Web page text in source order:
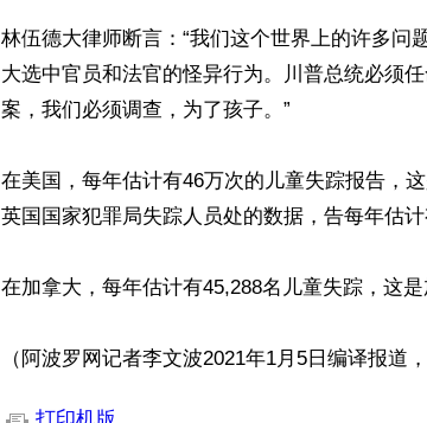
林伍德大律师断言：“我们这个世界上的许多问
大选中官员和法官的怪异行为。川普总统必须
案，我们必须调查，为了孩子。”
在美国，每年估计有46万次的儿童失踪报告，
英国国家犯罪局失踪人员处的数据，告每年估计
在加拿大，每年估计有45,288名儿童失踪，这
（阿波罗网记者李文波2021年1月5日编译报道